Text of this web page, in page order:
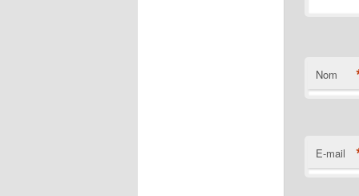
Nom
E-mail